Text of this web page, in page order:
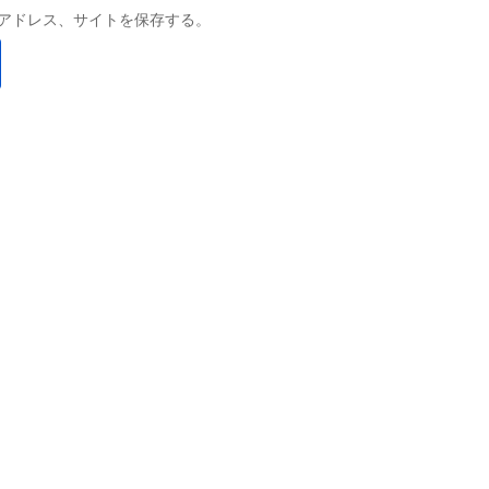
レス、サイトを保存する。